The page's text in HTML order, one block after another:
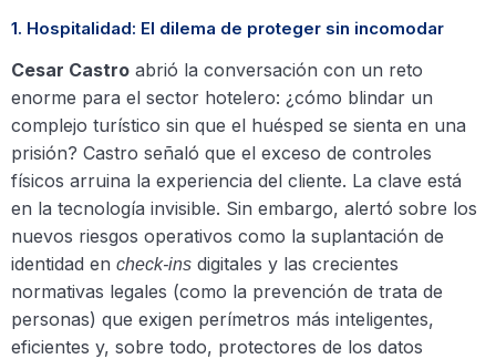
1. Hospitalidad: El dilema de proteger sin incomodar
Cesar Castro abrió la conversación con un reto
enorme para el sector hotelero: ¿cómo blindar un
complejo turístico sin que el huésped se sienta en una
prisión? Castro señaló que el exceso de controles
físicos arruina la experiencia del cliente. La clave está
en la tecnología invisible. Sin embargo, alertó sobre los
nuevos riesgos operativos como la suplantación de
identidad en check-ins digitales y las crecientes
normativas legales (como la prevención de trata de
personas) que exigen perímetros más inteligentes,
eficientes y, sobre todo, protectores de los datos